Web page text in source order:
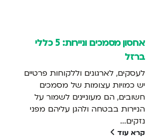
אחסון מסמכים וניירות: 5 כללי
ברזל
לעסקים, לארגונים וללקוחות פרטיים
יש כמויות עצומות של מסמכים
חשובים, הם מעוניינים לשמור על
הניירות בבטחה ולהגן עליהם מפני
נזקים...
קרא עוד